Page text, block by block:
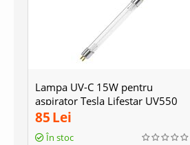
Lampa UV-C 15W pentru
aspirator Tesla Lifestar UV550
85Lei
În stoc